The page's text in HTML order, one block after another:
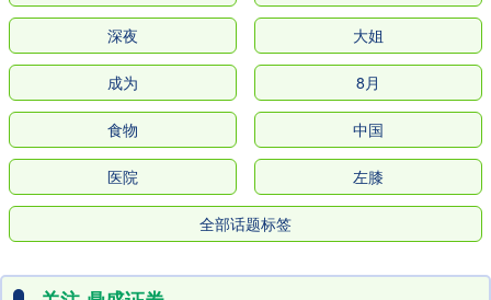
深夜 大姐
成为 8月
食物 中国
医院 左膝
全部话题标签